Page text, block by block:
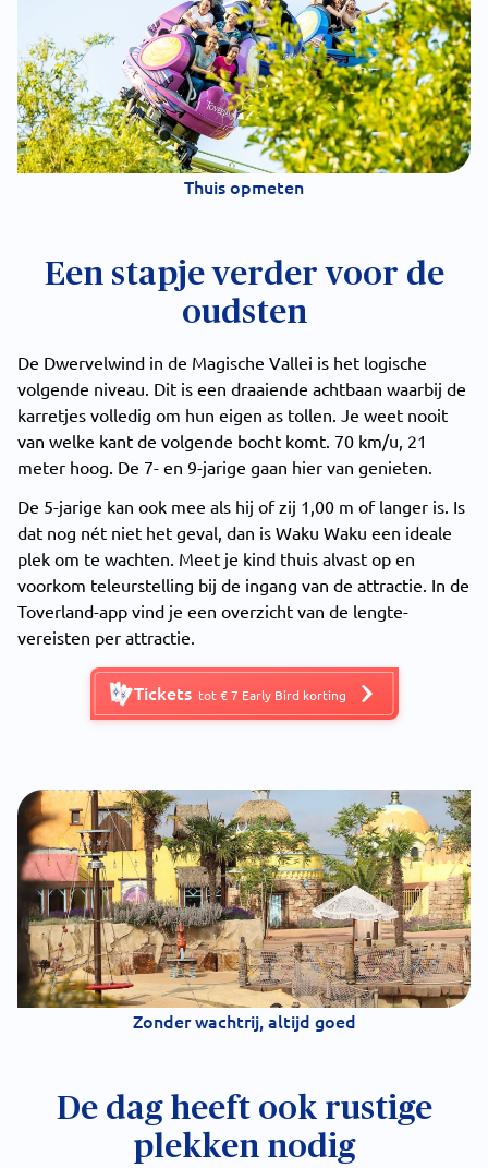
Thuis opmeten
Een stapje verder voor de
oudsten
De Dwervelwind in de Magische Vallei is het logische
volgende niveau. Dit is een draaiende achtbaan waarbij de
karretjes volledig om hun eigen as tollen. Je weet nooit
van welke kant de volgende bocht komt. 70 km/u, 21
meter hoog. De 7- en 9-jarige gaan hier van genieten.
De 5-jarige kan ook mee als hij of zij 1,00 m of langer is. Is
dat nog nét niet het geval, dan is Waku Waku een ideale
plek om te wachten. Meet je kind thuis alvast op en
voorkom teleurstelling bij de ingang van de attractie. In de
Toverland-app vind je een overzicht van de lengte-
vereisten per attractie.
Tickets tot € 7 Early Bird korting
Zonder wachtrij, altijd goed
De dag heeft ook rustige
plekken nodig